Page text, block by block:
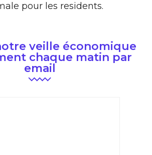
pour les residents.
veille économique
chaque matin par
email